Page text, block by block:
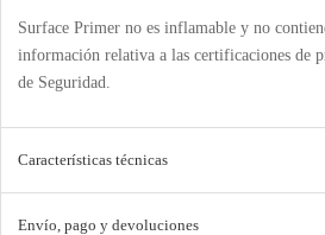
Surface Primer no es inflamable y no
información relativa a las certificaciones de
de Seguridad.
Características técnicas
Envío, pago y devoluciones